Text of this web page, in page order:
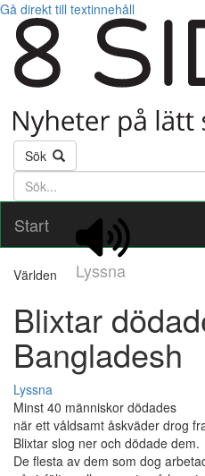
Gå direkt till textinnehåll
Sök
Söktext
Start
Lyssna
Världen
Blixtar
Bangladesh
Lyssna
Minst 40 människor dödades
när ett våldsamt åskväder drog
Blixtar slog ner och dödade dem.
De flesta av dem som dog